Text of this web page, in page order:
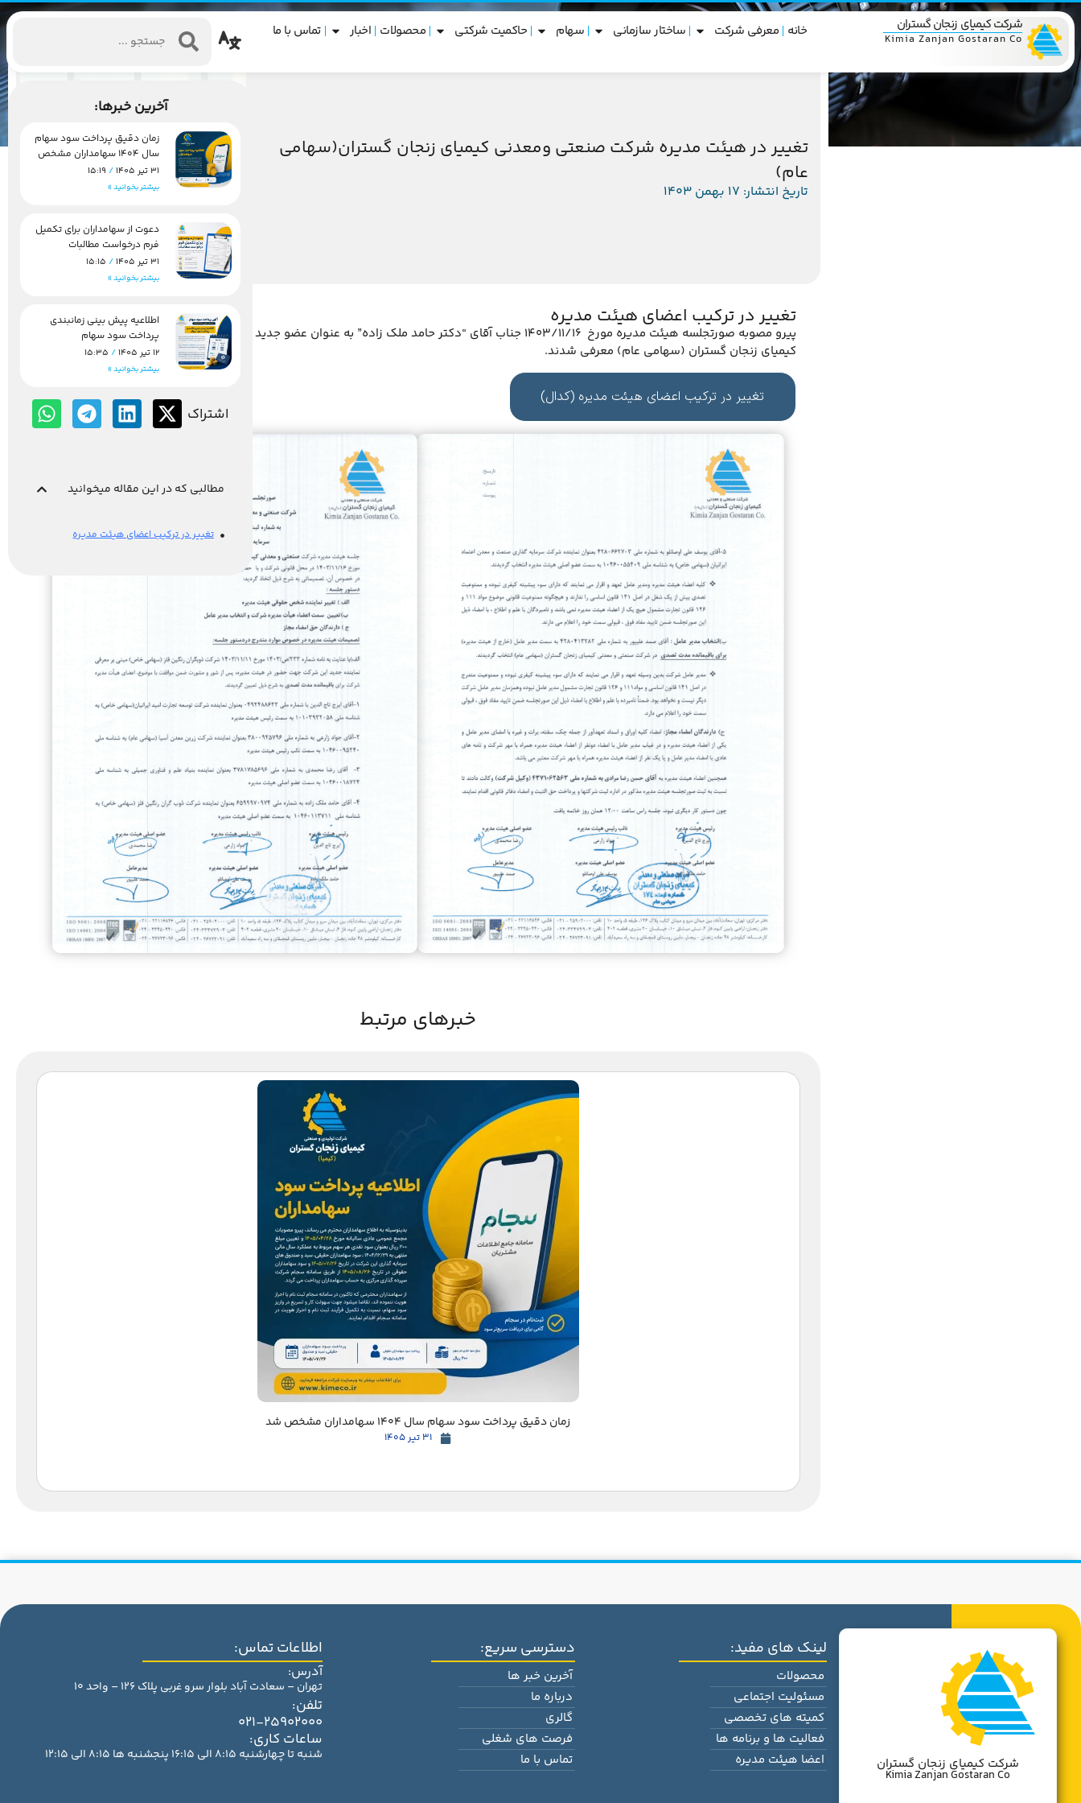
شرکت کیمیای زنجان گستران
Kimia Zanjan Gostaran Co خانه معرفی شرکت ساختار سازمانی سهام حاکمیت شرکتی محصولات اخبار تماس با ما
تغییر در هیئت مدیره شرکت صنعتی ومعدنی کیمیای زنجان گستران(سهامی
عام)
تاریخ انتشار: 17 بهمن 1403
تغییر در ترکیب اعضای هیئت مدیره
پیرو مصوبه صورتجلسه هیئت مدیره مورخ 1403/11/16 جناب آقای “دکتر حامد ملک زاده” به عنوان عضو جدید هیئت مدیره شرکت صنعتی ومعدنی
کیمیای زنجان گستران (سهامی عام) معرفی شدند.
تغییر در ترکیب اعضای هیئت مدیره (کدال)
خبرهای مرتبط
زمان دقیق پرداخت سود سهام سال 1404 سهامداران مشخص شد
31 تیر 1405
مطالبی که در این مقاله میخوانید
تغییر در ترکیب اعضای هیئت مدیره
اشتراک
آخرین خبرها:
زمان دقیق پرداخت سود سهام
سال 1404 سهامداران مشخص
شد
31 تیر 1405
بیشتر بخوانید »
دعوت از سهامداران برای تکمیل
فرم درخواست مطالبات
31 تیر 1405
بیشتر بخوانید »
اطلاعیه پیش بینی زمانبندی
پرداخت سود سهام
12 تیر 1405
بیشتر بخوانید »
اطلاعات تماس:
آدرس:
تهران – سعادت آباد بلوار سرو غربی پلاک 126 – واحد 10
تلفن:
021-25902000
ساعات کاری:
شنبه تا چهارشنبه 8:15 الی 16:15 پنجشنبه ها 8:15 الی 12:15
دسترسی سریع:
آخرین خبر ها
درباره ما
گالری
فرصت های شغلی
تماس با ما
لینک های مفید:
محصولات
مسئولیت اجتماعی
کمیته های تخصصی
فعالیت ها و برنامه ها
اعضا هیئت مدیره
شرکت کیمیای زنجان گستران
Kimia Zanjan Gostaran Co